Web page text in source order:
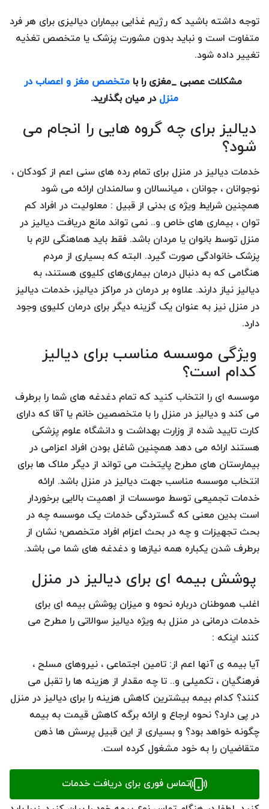
توجه داشته باشید که رژیم غذایی بیماران دیالیزی برای هر فرد
متفاوت است و نباید بدون مشورت پزشک یا متخصص تغذیه
تغییر داده شود.
مشکلات عصبی _مغزی را با متخصص مغز و اعصاب در
منزلدر میان بگذارید.
دیالیز برای چه گروه هایی را انجام می
شود؟
خدمات دیالیز در منزل برای تمام رده های سنی اعم از کودکان ،
نوجوانان ، جوانان ، میانسالان و سالمندان ارائه می شود
همچنین شرایط ویژه ی بدنی از قبیل : معلولیت در افراد کم
توان ، بیماری های خاص و.. نمی تواند مانع دریافت دیالیز در
منزل توسط بانوان یا مردان باشد. فقط باید هماهنگی لازم با
پزشک خانوادگی صورت گیرد. البته که بسیاری از مردم
هنگامی که به دنبال درمان بیماری‌های کلیوی هستند، به
دیالیز نیاز دارند. علاوه بر درمان در مراکز دیالیز، خدمات دیالیز
در منزل نیز به عنوان یک گزینه دیگر برای درمان کلیوی وجود
دارد.
ویژگی موسسه مناسب برای دیالیز
کدام است؟
موسسه ای را انتخاب کنید که تمام دغدغه های شما را برطرف
می کند و دیالیز در منزل را با متخصصین خانم یا آقا که دارای
کارت تایید شده از وزارت بهداشت و دانشگاه علوم پزشکی
هستند ارائه می دهد همچنین شاغل بودن افراد اعزامی در
بیمارستان های مطرح پایتخت می تواند از دیگر ملاک ها برای
انتخاب موسسه مناسب جهت دیالیز در منزل باشد. ارائه
خدمات تجمیعی توسط موسسات از اهمیت بالایی برخوردار
است بدین معنی که گستردگی خدمات یک موسسه چه در
بحث تجهیزات و چه در بحث اعزام افراد متخصص؛ نشان از
برطرف شدن یکباره همه نیازها و دغدغه های شما می باشد.
پوشش بیمه ای برای دیالیز در منزل
اغلب هموطنان درباره نحوه و میزان پوشش بیمه ای برای
خدمات درمانی در منزل به ویژه دیالیز سوالاتی را مطرح می
کنند اینکه :
آیا بیمه ی آنها اعم از: تامین اجتماعی ، نیروهای مسلح ،
فرهنگیان ، تکمیلی و.. تا چه مقدار از هزینه ها را تقبل می
کنند؟ کدام بیمه بیشترین کاهش هزینه را برای دیالیز در منزل
در پی دارد؟ نحوه ارجاع و ارائه برگه کاهش قیمت به بیمه
چگونه خواهد بود؟ و بسیاری از این قبیل پرسش ها ذهن
متقاضیان را به خود مشغول کرده است.
پاسخ هر گونه پرسش خود را در خصوص جایگاه بیمه برای
دیالیز در منزل می توانید از طریق مشاوره آنلاین و تلفنی دنبال
تماس فوری برای دریافت خدمات